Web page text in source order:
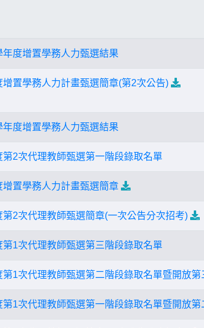
度增置學務人力甄選結果
置學務人力計畫甄選簡章(第2次公告)
度增置學務人力甄選結果
2次代理教師甄選第一階段錄取名單
置學務人力計畫甄選簡章
2次代理教師甄選簡章(一次公告分次招考)
1次代理教師甄選第三階段錄取名單
1次代理教師甄選第二階段錄取名單暨開放第
1次代理教師甄選第一階段錄取名單暨開放第